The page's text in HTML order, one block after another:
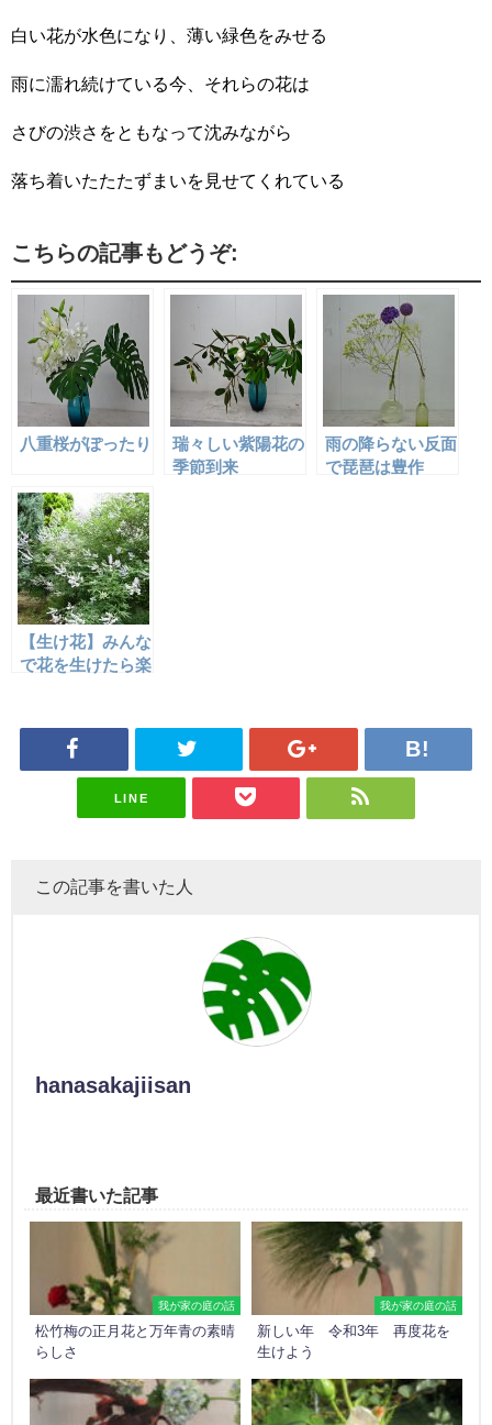
白い花が水色になり、薄い緑色をみせる
雨に濡れ続けている今、それらの花は
さびの渋さをともなって沈みながら
落ち着いたたたずまいを見せてくれている
こちらの記事もどうぞ:
八重桜がぽったり
瑞々しい紫陽花の
季節到来
雨の降らない反面
で琵琶は豊作
【生け花】みんな
で花を生けたら楽
LINE
この記事を書いた人
hanasakajiisan
最近書いた記事
我が家の庭の話
松竹梅の正月花と万年青の素晴
らしさ
我が家の庭の話
新しい年 令和3年 再度花を
生けよう